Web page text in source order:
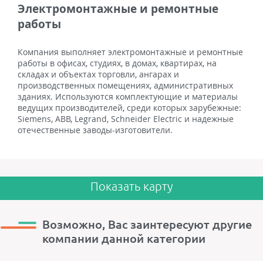
Электромонтажные и ремонтные
работы
Компания выполняет электромонтажные и ремонтные
работы в офисах, студиях, в домах, квартирах, на
складах и объектах торговли, ангарах и
производственных помещениях, административных
зданиях. Используются комплектующие и материалы
ведущих производителей, среди которых зарубежные:
Siemens, ABB, Legrand, Schneider Electric и надежные
отечественные заводы-изготовители.
Показать карту
Возможно, Вас заинтересуют другие
компании данной категории